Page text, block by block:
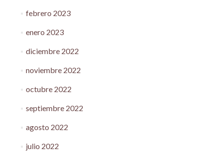
febrero 2023
enero 2023
diciembre 2022
noviembre 2022
octubre 2022
septiembre 2022
agosto 2022
julio 2022